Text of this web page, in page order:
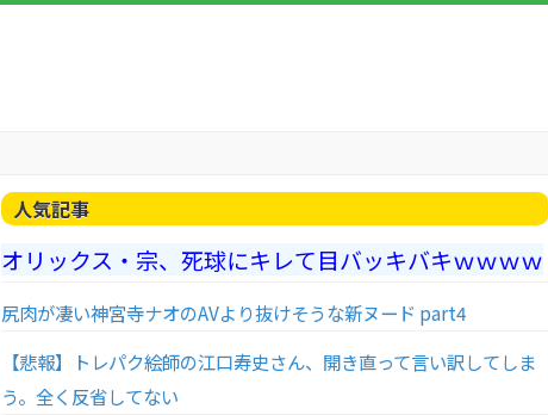
人気記事
オリックス・宗、死球にキレて目バッキバキｗｗｗｗ
尻肉が凄い神宮寺ナオのAVより抜けそうな新ヌード part4
【悲報】トレパク絵師の江口寿史さん、開き直って言い訳してしま
う。全く反省してない